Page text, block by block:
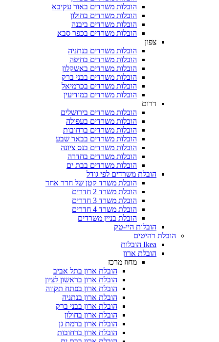
הובלות משרדים באור עקיבא
הובלות משרדים בחולון
הובלות משרדים ביבנה
הובלות משרדים בכפר סבא
צפון
הובלות משרדים בנתניה
הובלות משרדים בחיפה
הובלות משרדים באשקלון
הובלות משרדים בבני ברק
הובלות משרדים בכרמיאל
הובלות משרדים במודיעין
דרום
הובלות משרדים בירושלים
הובלות משרדים בעפולה
הובלות משרדים ברחובות
הובלות משרדים בבאר שבע
הובלות משרדים בנס ציונה
הובלות משרדים בחדרה
הובלות משרדים בבת ים
הובלת משרדים לפי גודל
הובלת משרד קטן של חדר אחד
הובלת משרד 2 חדרים
הובלת משרד 3 חדרים
הובלת משרד 4 חדרים
הובלת בניין משרדים
הובלות היי-טק
הובלת רהיטים
Ikea הובלות
הובלת ארון
מחוז מרכז
הובלת ארון בתל אביב
הובלת ארון בראשון לציון
הובלת ארון בפתח תקווה
הובלת ארון בנתניה
הובלת ארון בבני ברק
הובלת ארון בחולון
הובלת ארון ברמת גן
הובלת ארון ברחובות